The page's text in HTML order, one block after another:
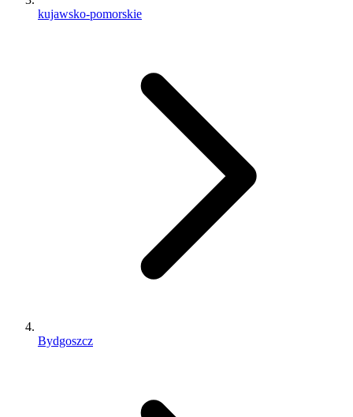
kujawsko-pomorskie
Bydgoszcz